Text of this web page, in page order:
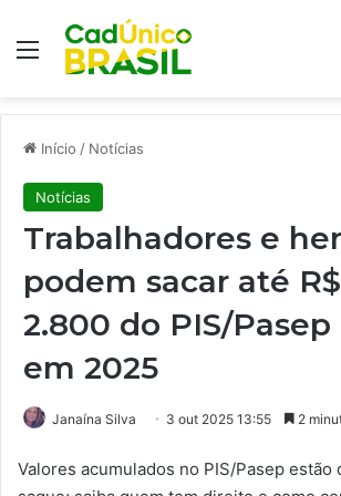
Menu
Início / Notícias
Notícias
Trabalhadores e
podem sacar até R$
2.800 do PIS/Pasep
em 2025
Janaína Silva 3 out 2025 13:55 2
Valores acumulados no PIS/Pasep estão